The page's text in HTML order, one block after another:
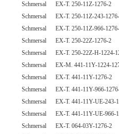
Schmersal EX-T. 250-11Z-1276-2
Schmersal EX-T. 250-11Z-243-
Schmersal EX-T. 250-11Z-966-
Schmersal EX-T. 250-22Z-1276-2
Schmersal EX-T. 250-22Z-H-1224-
Schmersal EX-M. 441-11Y-1224-
Schmersal EX-T. 441-11Y-1276-2
Schmersal EX-T. 441-11Y-966-
Schmersal EX-T. 441-11Y-UE-243-
Schmersal EX-T. 441-11Y-UE-966-
Schmersal EX-T. 064-03Y-1276-2